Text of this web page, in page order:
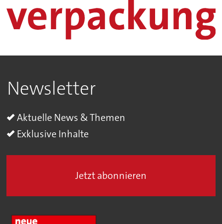
Newsletter
Aktuelle News & Themen
Exklusive Inhalte
Jetzt abonnieren